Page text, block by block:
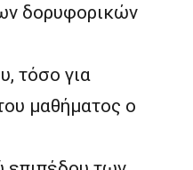
δορυφορικών
τόσο για
μαθήματος ο